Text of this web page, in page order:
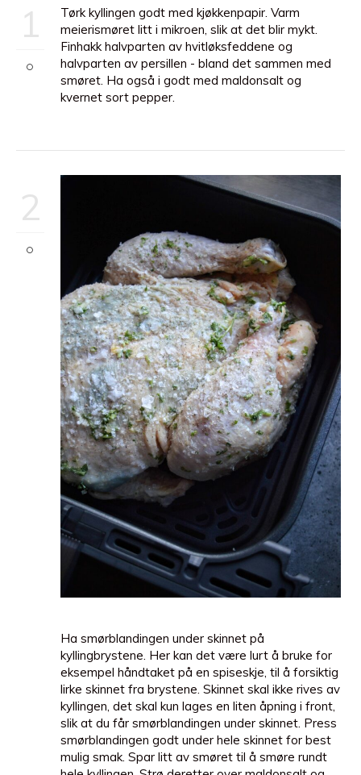
1
Tørk kyllingen godt med kjøkkenpapir. Varm
meierismøret litt i mikroen, slik at det blir mykt.
Finhakk halvparten av hvitløksfeddene og
halvparten av persillen - bland det sammen med
smøret. Ha også i godt med maldonsalt og
kvernet sort pepper.
2
Ha smørblandingen under skinnet på
kyllingbrystene. Her kan det være lurt å bruke for
eksempel håndtaket på en spiseskje, til å forsiktig
lirke skinnet fra brystene. Skinnet skal ikke rives av
kyllingen, det skal kun lages en liten åpning i front,
slik at du får smørblandingen under skinnet. Press
smørblandingen godt under hele skinnet for best
mulig smak. Spar litt av smøret til å smøre rundt